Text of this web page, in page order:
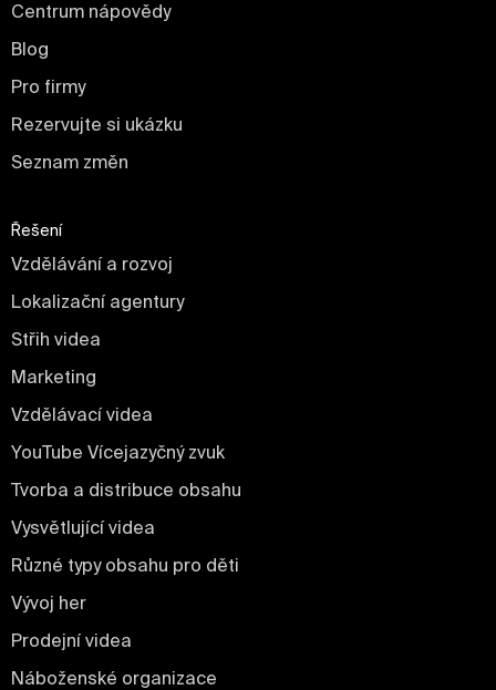
Centrum nápovědy
Blog
Pro firmy
Rezervujte si ukázku
Seznam změn
Řešení
Vzdělávání a rozvoj
Lokalizační agentury
Střih videa
Marketing
Vzdělávací videa
YouTube Vícejazyčný zvuk
Tvorba a distribuce obsahu
Vysvětlující videa
Různé typy obsahu pro děti
Vývoj her
Prodejní videa
Náboženské organizace